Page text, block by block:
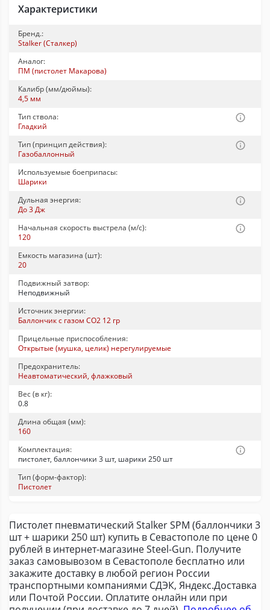
Характеристики
Бренд.:
Stalker (Сталкер)
Аналог:
ПМ (пистолет Макарова)
Калибр (мм/дюймы):
4,5 мм
Тип ствола:
Гладкий
Тип (принцип действия):
Газобаллонный
Используемые боеприпасы:
Шарики
Дульная энергия:
До 3 Дж
Начальная скорость выстрела (м/с):
120
Емкость магазина (шт):
20
Подвижный затвор:
Неподвижный
Источник энергии:
Баллончик с газом CO2 12 гр
Прицельные приспособления:
Открытые (мушка, целик) нерегулируемые
Предохранитель:
Неавтоматический, флажковый
Вес (в кг):
0.8
Длина общая (мм):
160
Комплектация:
пистолет, баллончики 3 шт, шарики 250 шт
Тип (форм-фактор):
Пистолет
Пистолет пневматический Stalker SPM (баллончики 3
шт + шарики 250 шт) купить в Севастополе по цене 0
рублей в интернет-магазине Steel-Gun. Получите
заказ самовывозом в Севастополе бесплатно или
закажите доставку в любой регион России
транспортными компаниями СДЭК, Яндекс.Доставка
или Почтой России. Оплатите онлайн или при